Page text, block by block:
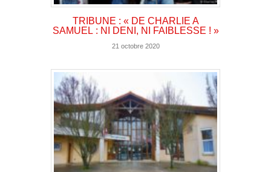
TRIBUNE : « DE CHARLIE A
SAMUEL : NI DENI, NI FAIBLESSE ! »
21 octobre 2020